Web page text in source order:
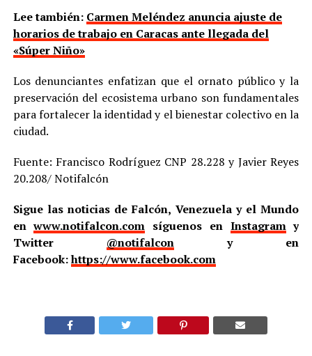
Lee también: Carmen Meléndez anuncia ajuste de
horarios de trabajo en Caracas ante llegada del
«Súper Niño»
Los denunciantes enfatizan que el ornato público y la
preservación del ecosistema urbano son fundamentales
para fortalecer la identidad y el bienestar colectivo en la
ciudad.
Fuente: Francisco Rodríguez CNP 28.228 y Javier Reyes
20.208/ Notifalcón
Sigue las noticias de Falcón, Venezuela y el Mundo
enwww.notifalcon.com síguenos en Instagramy
Twitter @notifalcony en
Facebook:https://www.facebook.com